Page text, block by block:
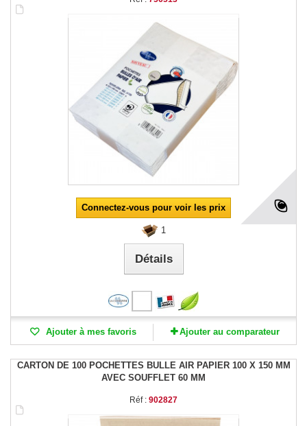
Connectez-vous pour voir les prix
1
Détails
Ajouter à mes favoris Ajouter au comparateur
CARTON DE 100 POCHETTES BULLE AIR PAPIER 100 X 150 MM
AVEC SOUFFLET 60 MM
Réf : 902827